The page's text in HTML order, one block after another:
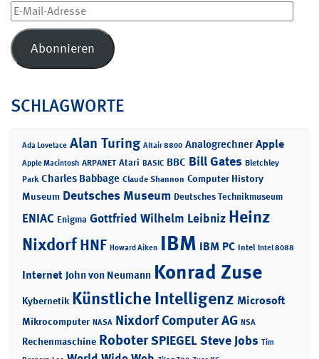
E-
Mail-
Adresse
Abonnieren
SCHLAGWORTE
Ada Lovelace Alan Turing Altair 8800 Analogrechner Apple
Apple Macintosh ARPANET Atari BASIC BBC Bill Gates Bletchley
Park Charles Babbage Claude Shannon Computer History
Museum Deutsches Museum Deutsches Technikmuseum
ENIAC Enigma Gottfried Wilhelm Leibniz Heinz
NixdorfHNF Howard Aiken IBM IBM PC Intel Intel 8088
Internet John von Neumann Konrad Zuse
Kybernetik Künstliche Intelligenz Microsoft
Mikrocomputer NASA Nixdorf Computer AG NSA
Rechenmaschine RoboterSPIEGELSteve Jobs Tim